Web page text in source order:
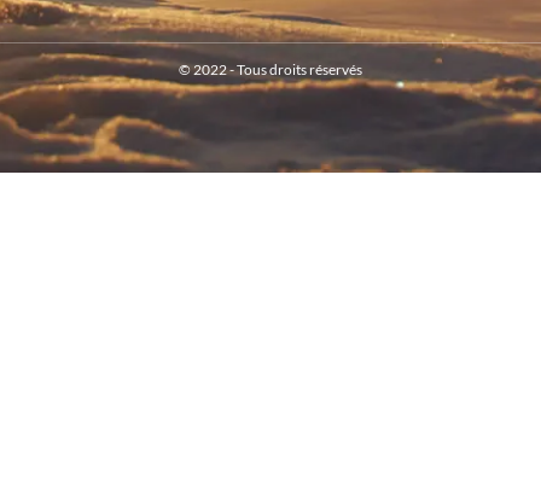
© 2022 - Tous droits réservés